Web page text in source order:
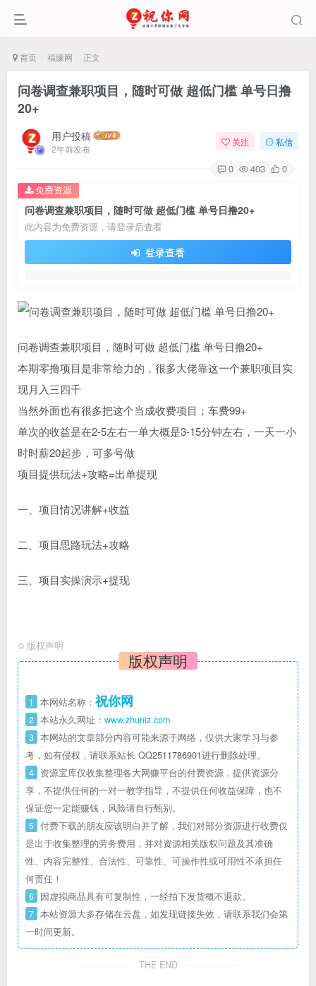
首页 福缘网 正文
问卷调查兼职项目，随时可做 超低门槛 单号日撸
20+
用户投稿
2年前发布
关注 私信
0 403 0
问卷调查兼职项目，随时可做 超低门槛 单号日撸20+
此内容为免费资源，请登录后查看
登录查看
免费资源
问卷调查兼职项目，随时可做 超低门槛 单号日撸20+
本期零撸项目是非常给力的，很多大佬靠这一个兼职项目实
现月入三四千
当然外面也有很多把这个当成收费项目；车费99+
单次的收益是在2-5左右一单大概是3-15分钟左右，一天一小
时时薪20起步，可多号做
项目提供玩法+攻略=出单提现
一、项目情况讲解+收益
二、项目思路玩法+攻略
三、项目实操演示+提现
© 版权声明
版权声明
1 本网站名称： 祝你网
2 本站永久网址： www.zhuniz.com
3 本网站的文章部分内容可能来源于网络，仅供大家学习与参
考，如有侵权，请联系站长 QQ2511786901进行删除处理。
4 资源宝库仅收集整理各大网赚平台的付费资源，提供资源分
享，不提供任何的一对一教学指导，不提供任何收益保障，也不
保证您一定能赚钱，风险请自行甄别。
5 付费下载的朋友应该明白并了解，我们对部分资源进行收费仅
是出于收集整理的劳务费用，并对资源相关版权问题及其准确
性、内容完整性、合法性、可靠性、可操作性或可用性不承担任
何责任！
6 因虚拟商品具有可复制性，一经拍下发货概不退款。
7 本站资源大多存储在云盘，如发现链接失效，请联系我们会第
一时间更新。
THE END